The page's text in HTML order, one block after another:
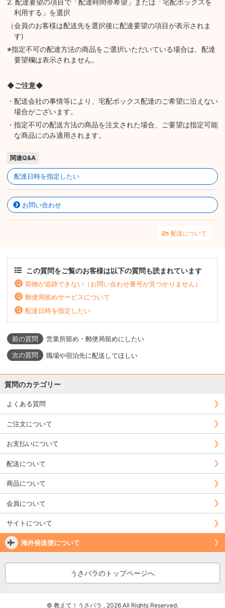
利用する」を選択
（会員のお客様は配送先を選択後に配達要望の項目が表示されま
す)
※指定不可の配達方法の商品をご選択いただいている場合は、配達
要望欄は表示されません。
◆ご注意◆
・配送会社の事情等により、宅配ボックス配達のご希望に沿えない
場合がございます。
・指定不可の配送方法の商品を注文された場合、ご要望は指定可能
な商品にのみ適用されます。
関連Q&A
配達日時を指定したい
お問い合わせ
配送について
この質問をご覧のお客様は以下の質問も読まれています
荷物が追跡できない（お問い合わせ番号が見つかりません）
郵便局留めサービスについて
配達日時を指定したい
営業所留め・郵便局留めにしたい
職場や宿泊先に配送してほしい
質問のカテゴリー
よくある質問
ご注文について
お支払いについて
配送について
商品について
会員について
サイトについて
海外発送便について
うさパラのトップページへ
© 教えて！うさパラ , 2026 All Rights Reserved.